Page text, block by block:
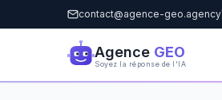
contact@agence-geo.agency
Agence GEO
Soyez la réponse de l'IA